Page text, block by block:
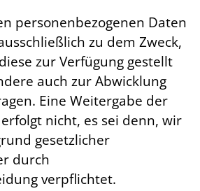
personenbezogenen Daten
zu dem Zweck,
zur Verfügung gestellt
auch zur Abwicklung
Eine Weitergabe der
nicht, es sei denn, wir
gesetzlicher
durch
verpflichtet.